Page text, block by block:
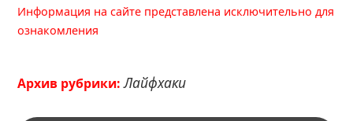
Информация на сайте представлена исключительно для
ознакомления
Архив рубрики:Лайфхаки